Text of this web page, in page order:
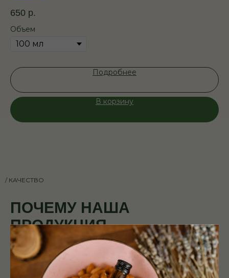
650 р.
Объем
Подробнее
В корзину
ПОЧЕМУ НАША
ПРОДУКЦИЯ
ТАКАЯ ПОЛЕЗНАЯ
/ КАЧЕСТВО